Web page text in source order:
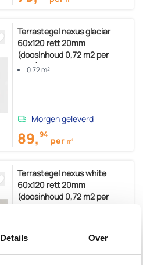
Details Over
Terrastegel nexus glaciar
60x120 rett 20mm
(doosinhoud 0,72 m2 per
doos)
0.72 m²
Morgen geleverd
89,94
per ㎡
Terrastegel nexus white
60x120 rett 20mm
(doosinhoud 0,72 m2 per
doos)